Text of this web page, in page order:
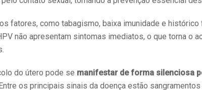
fatores, como tabagismo, baixa imunidade e
não apresentam sintomas imediatos, o que torna o
do útero pode se manifestar de forma silenciosa
os principais sinais da doença estão